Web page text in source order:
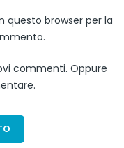
questo browser per la
commenti. Oppure